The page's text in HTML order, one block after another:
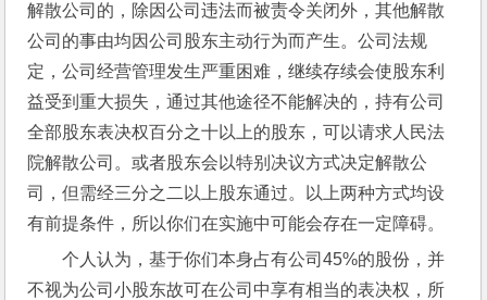
解散公司的，除因公司违法而被责令关闭外，其他解散
公司的事由均因公司股东主动行为而产生。公司法规
定，公司经营管理发生严重困难，继续存续会使股东利
益受到重大损失，通过其他途径不能解决的，持有公司
全部股东表决权百分之十以上的股东，可以请求人民法
院解散公司。或者股东会以特别决议方式决定解散公
司，但需经三分之二以上股东通过。以上两种方式均设
有前提条件，所以你们在实施中可能会存在一定障碍。
个人认为，基于你们本身占有公司45%的股份，并
不视为公司小股东故可在公司中享有相当的表决权，所